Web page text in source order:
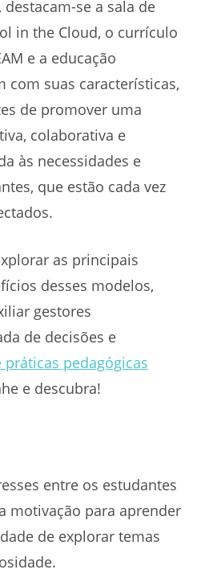
se a sala de
in the Cloud, o currículo
e a educação
com suas características,
de promover uma
colaborativa e
às necessidades e
que estão cada vez
as principais
desses modelos,
gestores
de decisões e
pedagógicas
e descubra!
entre os estudantes
motivação para aprender
de explorar temas